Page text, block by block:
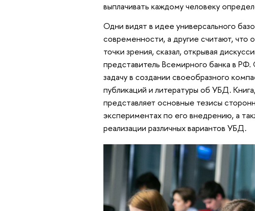
выплачивать каждому человеку
Одни видят в идее универсального
современности, а другие считают, что
точки зрения, сказал, открывая
представитель Всемирного банка в
задачу в создании своеобразного
публикаций и литературы об УБД.
представляет основные тезисы
экспериментах по его внедрению, а
реализации различных вариантов УБД.